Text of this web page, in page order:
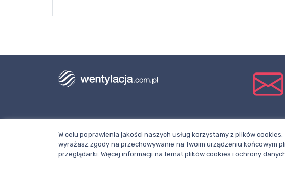
Telefon: +48 781 000 084
Napisz do nas
W celu poprawienia jakości naszych usług korzystamy z plików
wyrażasz zgody na przechowywanie na Twoim urządzeniu końcowym
przeglądarki. Więcej informacji na temat plików cookies i ochrony